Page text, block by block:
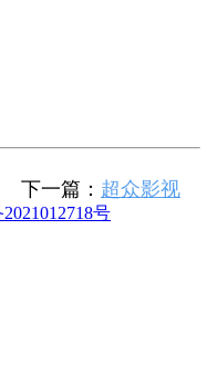
下一篇： 超众影视
号